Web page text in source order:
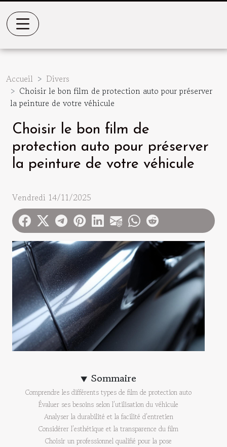
Accueil
Divers
Choisir le bon film de protection auto pour préserver
la peinture de votre véhicule
Choisir le bon film de
protection auto pour préserver
la peinture de votre véhicule
Vendredi 14/11/2025
Sommaire
Comprendre les différents types de film de protection auto
Évaluer ses besoins selon l’utilisation du véhicule
Analyser la durabilité et la facilité d’entretien
Considérer l’esthétique et la transparence du film
Choisir un professionnel qualifié pour la pose